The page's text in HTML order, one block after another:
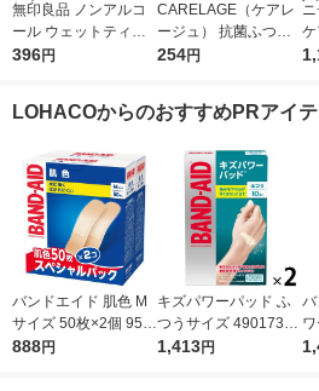
無印良品 ノンアルコ
ール ウェットティシ
ュー 80枚入 1セット
396円
CARELAGE（ケアレ
ージュ） 抗菌ふつう
綿棒 200本入 1セット
254円
ケ
LOHACOからのおすすめPRアイ
バンドエイド 肌色 M
サイズ 50枚×2個 953
844 1セット
888円
キズパワーパッド ふ
つうサイズ 49017300
21906 1セット(2箱)
1,413円